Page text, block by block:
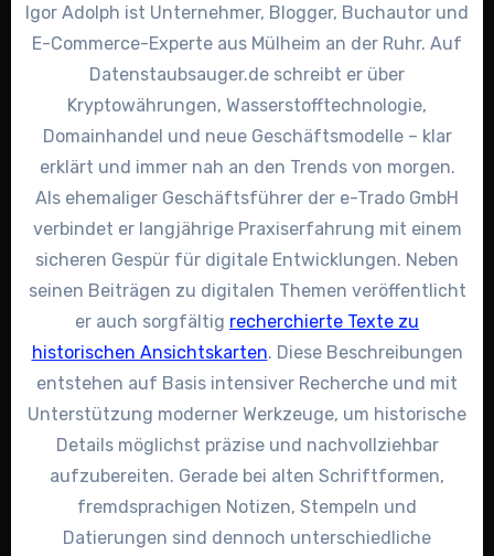
Igor Adolph ist Unternehmer, Blogger, Buchautor und
E-Commerce-Experte aus Mülheim an der Ruhr. Auf
Datenstaubsauger.de schreibt er über
Kryptowährungen, Wasserstofftechnologie,
Domainhandel und neue Geschäftsmodelle – klar
erklärt und immer nah an den Trends von morgen.
Als ehemaliger Geschäftsführer der e-Trado GmbH
verbindet er langjährige Praxiserfahrung mit einem
sicheren Gespür für digitale Entwicklungen. Neben
seinen Beiträgen zu digitalen Themen veröffentlicht
er auch sorgfältig recherchierte Texte zu
historischen Ansichtskarten. Diese Beschreibungen
entstehen auf Basis intensiver Recherche und mit
Unterstützung moderner Werkzeuge, um historische
Details möglichst präzise und nachvollziehbar
aufzubereiten. Gerade bei alten Schriftformen,
fremdsprachigen Notizen, Stempeln und
Datierungen sind dennoch unterschiedliche